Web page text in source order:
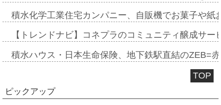
積水化学工業住宅カンパニー、自販機でお菓子や
【トレンドナビ】コネプラのコミュニティ醸成サ
積水ハウス・日本生命保険、地下鉄駅直結のZEB=
TOP
ピックアップ